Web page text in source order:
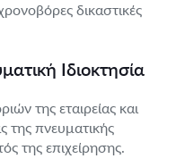
δικαστικές
Ιδιοκτησία
της εταιρείας και
της πνευματικής
της επιχείρησης.